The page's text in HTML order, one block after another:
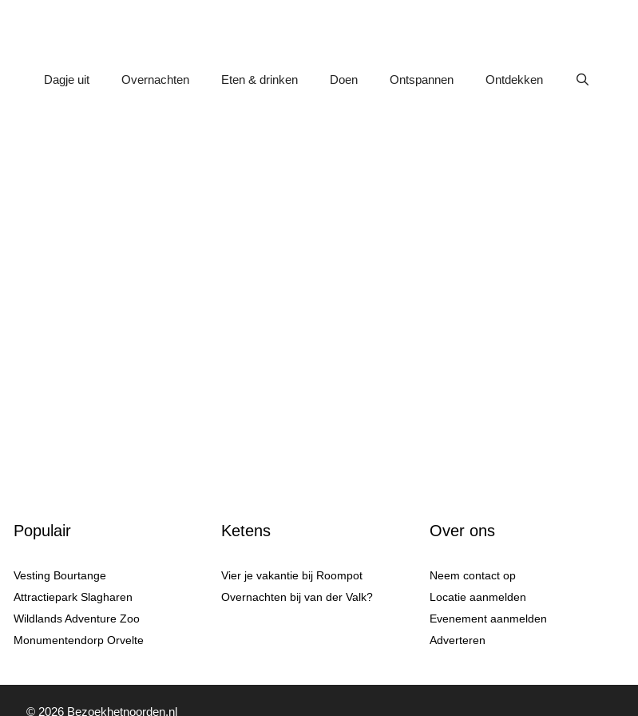
Dagje uit Overnachten Eten & drinken Doen Ontspannen Ontdekken
Populair
Vesting Bourtange
Attractiepark Slagharen
Wildlands Adventure Zoo
Monumentendorp Orvelte
Ketens
Vier je vakantie bij Roompot
Overnachten bij van der Valk?
Over ons
Neem contact op
Locatie aanmelden
Evenement aanmelden
Adverteren
© 2026 Bezoekhetnoorden.nl